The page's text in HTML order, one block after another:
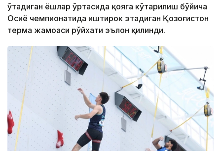
ўтадиган ёшлар ўртасида қояга кўтарилиш бўйича
Осиё чемпионатида иштирок этадиган Қозоғистон
терма жамоаси рўйхати эълон қилинди.